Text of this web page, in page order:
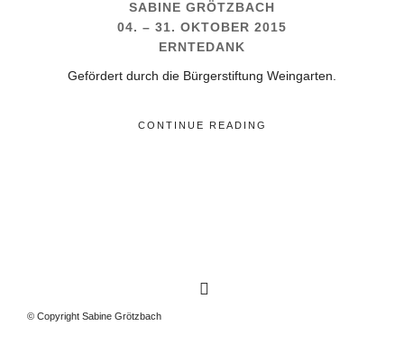
SABINE GRÖTZBACH
04. – 31. OKTOBER 2015
ERNTEDANK
Gefördert durch die Bürgerstiftung Weingarten.
CONTINUE READING
© Copyright Sabine Grötzbach